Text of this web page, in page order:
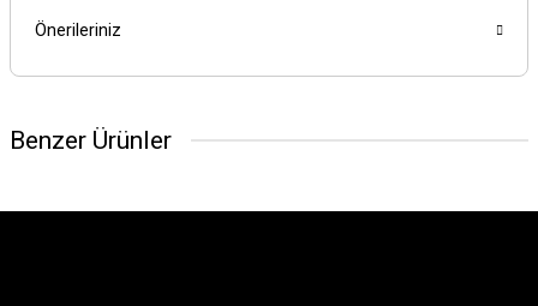
Önerileriniz
Benzer Ürünler